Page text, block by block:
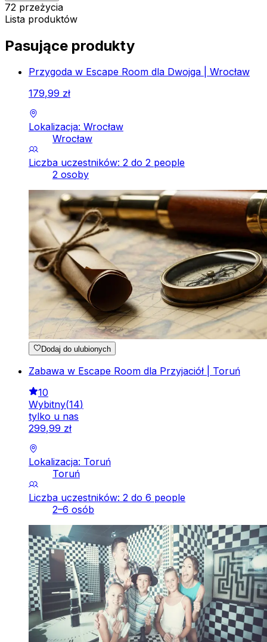
72 przeżycia
Lista produktów
Pasujące produkty
Przygoda w Escape Room dla Dwojga | Wrocław
179,99 zł
Lokalizacja: Wrocław
Wrocław
Liczba uczestników: 2 do 2 people
2 osoby
Dodaj do ulubionych
Zabawa w Escape Room dla Przyjaciół | Toruń
10
Wybitny(14)
tylko u nas
299,99 zł
Lokalizacja: Toruń
Toruń
Liczba uczestników: 2 do 6 people
2–6 osób